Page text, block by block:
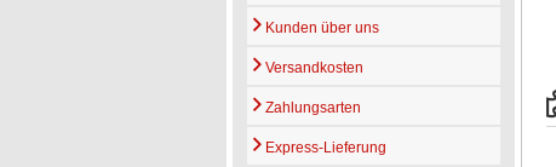
Kunden über uns
Versandkosten
Zahlungsarten
Express-Lieferung